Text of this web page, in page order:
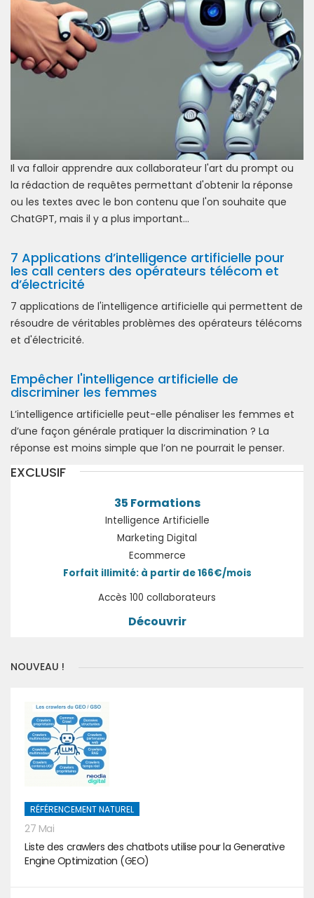
Il va falloir apprendre aux collaborateur l'art du prompt ou
la rédaction de requêtes permettant d'obtenir la réponse
ou les textes avec le bon contenu que l'on souhaite que
ChatGPT, mais il y a plus important...
7 Applications d’intelligence artificielle pour
les call centers des opérateurs télécom et
d’électricité
7 applications de l'intelligence artificielle qui permettent de
résoudre de véritables problèmes des opérateurs télécoms
et d'électricité.
Empêcher l'intelligence artificielle de
discriminer les femmes
L’intelligence artificielle peut-elle pénaliser les femmes et
d’une façon générale pratiquer la discrimination ? La
réponse est moins simple que l’on ne pourrait le penser.
EXCLUSIF
35 Formations
Intelligence Artificielle
Marketing Digital
Ecommerce
Forfait illimité: à partir de 166€/mois
Accès 100 collaborateurs
Découvrir
NOUVEAU !
RÉFÉRENCEMENT NATUREL
27 Mai
Liste des crawlers des chatbots utilise pour la Generative
Engine Optimization (GEO)